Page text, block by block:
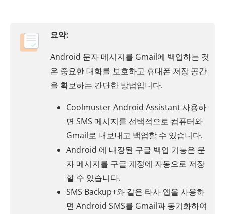
요약:
Android 문자 메시지를 Gmail에 백업하는 것
은 중요한 대화를 보호하고 휴대폰 저장 공간
을 확보하는 간단한 방법입니다.
Coolmuster Android Assistant 사용하
면 SMS 메시지를 선택적으로 컴퓨터와
Gmail로 내보내고 백업할 수 있습니다.
Android 에 내장된 구글 백업 기능은 문
자 메시지를 구글 계정에 자동으로 저장
할 수 있습니다.
SMS Backup+와 같은 타사 앱을 사용하
면 Android SMS를 Gmail과 동기화하여